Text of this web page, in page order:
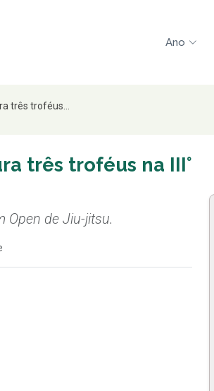
Ano
três troféus...
três troféus na III°
Open de Jiu-jitsu.